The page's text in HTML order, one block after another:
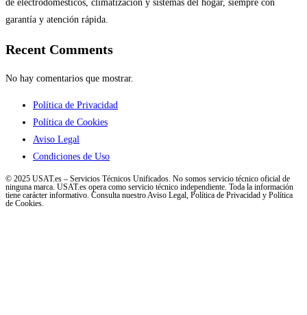
de electrodomésticos, climatización y sistemas del hogar, siempre con
garantía y atención rápida.
Recent Comments
No hay comentarios que mostrar.
Política de Privacidad
Política de Cookies
Aviso Legal
Condiciones de Uso
© 2025 USAT.es – Servicios Técnicos Unificados. No somos servicio técnico oficial de
ninguna marca. USAT.es opera como servicio técnico independiente. Toda la información
tiene carácter informativo. Consulta nuestro Aviso Legal, Política de Privacidad y Política
de Cookies.